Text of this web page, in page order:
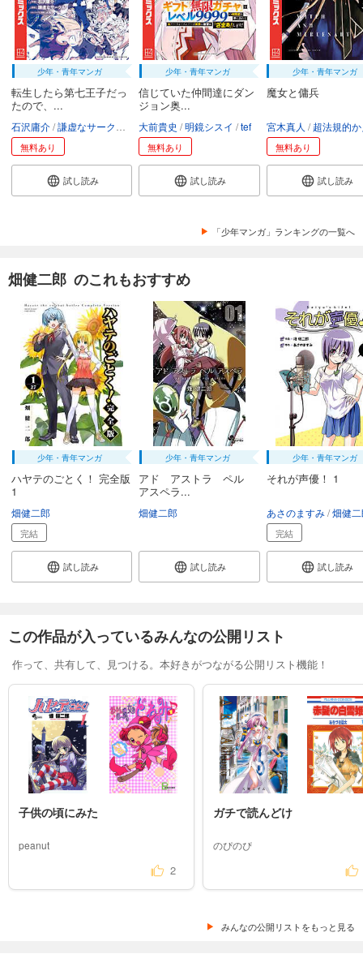
少年・青年マンガ
転生したら第七王子だっ
たので、...
石沢庸介 謙虚なサークル メル。
無料あり
試し読み
少年・青年マンガ
信じていた仲間達にダン
ジョン奥...
大前貴史 明鏡シスイ tef
無料あり
試し読み
少年・青年マンガ
魔女と傭兵
宮木真人 超法規的か
無料あり
試し読み
「少年マンガ」ランキングの一覧へ
畑健二郎 のこれもおすすめ
少年・青年マンガ
ハヤテのごとく！ 完全版
1
畑健二郎
完結
試し読み
少年・青年マンガ
アド アストラ ペル
アスペラ...
畑健二郎
試し読み
少年・青年マンガ
それが声優！ 1
あさのますみ 畑健
完結
試し読み
この作品が入っているみんなの公開リスト
作って、共有して、見つける。本好きがつながる公開リスト機能！
子供の頃にみた
peanut
2
ガチで読んどけ
のぴのぴ
みんなの公開リストをもっと見る